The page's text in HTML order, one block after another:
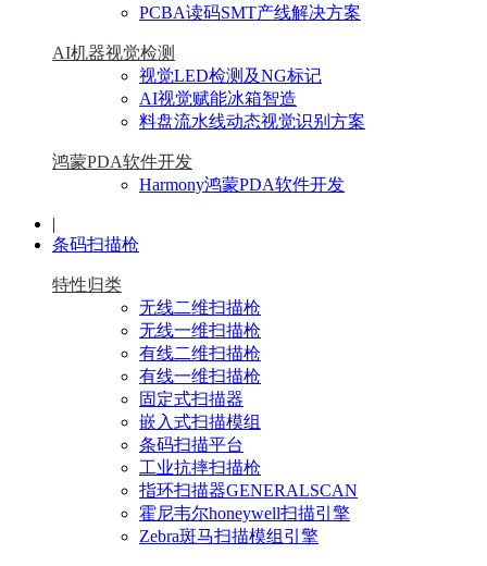
PCBA读码SMT产线解决方案
AI机器视觉检测
视觉LED检测及NG标记
AI视觉赋能冰箱智造
料盘流水线动态视觉识别方案
鸿蒙PDA软件开发
Harmony鸿蒙PDA软件开发
|
条码扫描枪
特性归类
无线二维扫描枪
无线一维扫描枪
有线二维扫描枪
有线一维扫描枪
固定式扫描器
嵌入式扫描模组
条码扫描平台
工业抗摔扫描枪
指环扫描器GENERALSCAN
霍尼韦尔honeywell扫描引擎
Zebra斑马扫描模组引擎